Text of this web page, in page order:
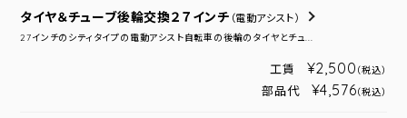
タイヤ＆チューブ後輪交換２７インチ （電動アシスト）
27インチのシティタイプの電動アシスト自転車の後輪のタイヤとチュ...
工賃 ¥2,500 （税込）
部品代 ¥4,576（税込）